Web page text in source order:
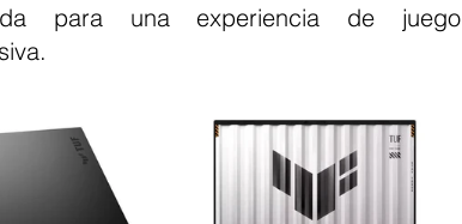
para una experiencia de juego